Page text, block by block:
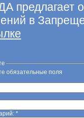
предлагает
в
обязательные поля
*